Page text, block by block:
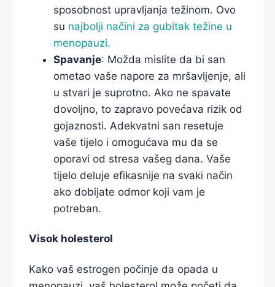
sposobnost upravljanja težinom. Ovo
su najbolji načini za gubitak težine u
menopauzi.
Spavanje: Možda mislite da bi san
ometao vaše napore za mršavljenje, ali
u stvari je suprotno. Ako ne spavate
dovoljno, to zapravo povećava rizik od
gojaznosti. Adekvatni san resetuje
vaše tijelo i omogućava mu da se
oporavi od stresa vašeg dana. Vaše
tijelo deluje efikasnije na svaki način
ako dobijate odmor koji vam je
potreban.
Visok holesterol
Kako vaš estrogen počinje da opada u